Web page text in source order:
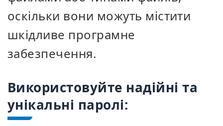
оскільки вони можуть містити
шкідливе програмне
забезпечення.
Використовуйте надійні та
унікальні паролі: